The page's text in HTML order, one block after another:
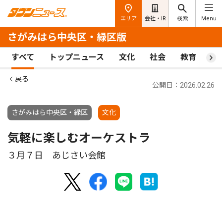
エリア 会社・IR 検索 Menu
さがみはら中央区・緑区版
すべて トップニュース 文化 社会 教育 ス
戻る
さがみはら中央区・緑区 文化
公開日：2026.02.26
気軽に楽しむオーケストラ
３月７日 あじさい会館